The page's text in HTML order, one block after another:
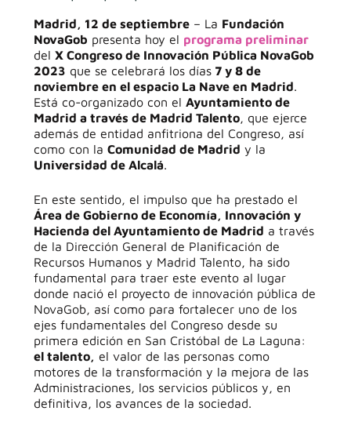
Madrid, 12 de septiembre– La Fundación
NovaGob presenta hoy el programa preliminar
del X Congreso de Innovación Pública NovaGob
2023 que se celebrará los días7 y 8 de
noviembre en el espacio La Nave en Madrid.
Está co-organizado con el Ayuntamiento de
Madrid a través de Madrid Talento, que ejerce
además de entidad anfitriona del Congreso, así
como con la Comunidad de Madrid y la
Universidad de Alcalá.
En este sentido, el impulso que ha prestado el
Área de Gobierno de Economía, Innovación y
Hacienda del Ayuntamiento de Madrid a través
de la Dirección General de Planificación de
Recursos Humanos y Madrid Talento, ha sido
fundamental para traer este evento al lugar
donde nació el proyecto de innovación pública de
NovaGob, así como para fortalecer uno de los
ejes fundamentales del Congreso desde su
primera edición en San Cristóbal de La Laguna:
el talento, el valor de las personas como
motores de la transformación y la mejora de las
Administraciones, los servicios públicos y, en
definitiva, los avances de la sociedad.